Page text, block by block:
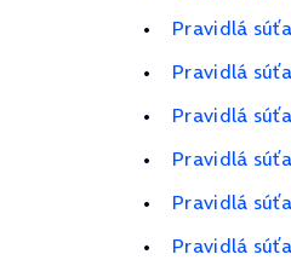
Pravidlá
Pravidlá
Pravidlá
Pravidlá
Pravidlá
Pravidlá